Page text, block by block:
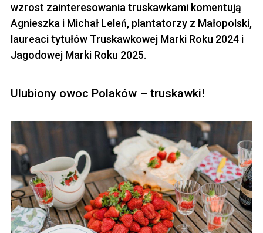
wzrost zainteresowania truskawkami komentują
Agnieszka i Michał Leleń, plantatorzy z Małopolski,
laureaci tytułów Truskawkowej Marki Roku 2024 i
Jagodowej Marki Roku 2025.
Ulubiony owoc Polaków – truskawki!